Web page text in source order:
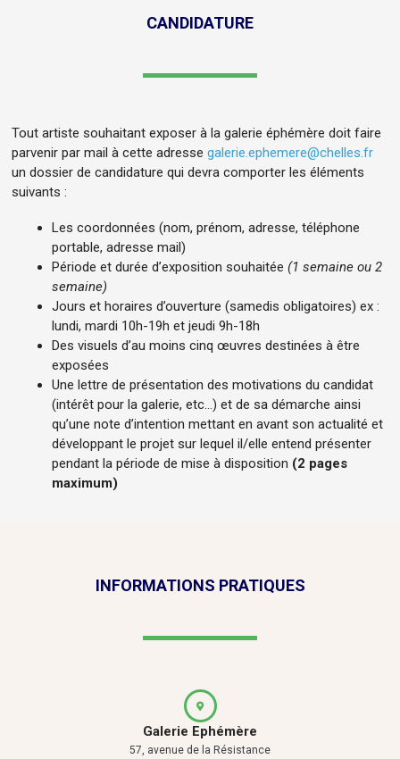
CANDIDATURE
Tout artiste souhaitant exposer à la galerie éphémère doit faire
parvenir par mail à cette adresse galerie.ephemere@chelles.fr
un dossier de candidature qui devra comporter les éléments
suivants :
Les coordonnées (nom, prénom, adresse, téléphone
portable, adresse mail)
Période et durée d’exposition souhaitée (1 semaine ou 2
semaine)
Jours et horaires d’ouverture (samedis obligatoires) ex :
lundi, mardi 10h-19h et jeudi 9h-18h
Des visuels d’au moins cinq œuvres destinées à être
exposées
Une lettre de présentation des motivations du candidat
(intérêt pour la galerie, etc…) et de sa démarche ainsi
qu’une note d’intention mettant en avant son actualité et
développant le projet sur lequel il/elle entend présenter
pendant la période de mise à disposition (2 pages
maximum)
INFORMATIONS PRATIQUES
Galerie Ephémère
57, avenue de la Résistance